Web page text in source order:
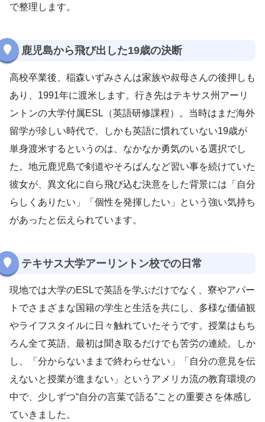
で整理します。
鹿児島から飛び出した19歳の決断
高校卒業後、稲森いずみさんは家族や叔母さんの後押しも
あり、1991年に渡米します。行き先はテキサス州アーリ
ントンの大学付属ESL（英語研修課程）。当時はまだ海外
留学が珍しい時代で、しかも英語に慣れていない19歳が
単身渡米するというのは、なかなか勇気のいる選択でし
た。地元鹿児島で剣道やそろばんなど習い事を続けていた
彼女が、異文化に自ら飛び込む決意をした背景には「自分
らしくありたい」「個性を発揮したい」という強い気持ち
があったと伝えられています。
テキサス大学アーリントン校での日常
現地では大学のESLで英語を学ぶだけでなく、寮やアパー
トでさまざまな国籍の学生と生活を共にし、多様な価値観
やライフスタイルに日々触れていたそうです。授業はもち
ろん全て英語、最初は聞き取るだけでも苦労の連続。しか
し、「分からないままで終わらせない」「自分の意見を伝
えないと授業が進まない」というアメリカ流の教育環境の
中で、少しずつ“自分の言葉で語る”ことの重要さを体感し
ていきました。